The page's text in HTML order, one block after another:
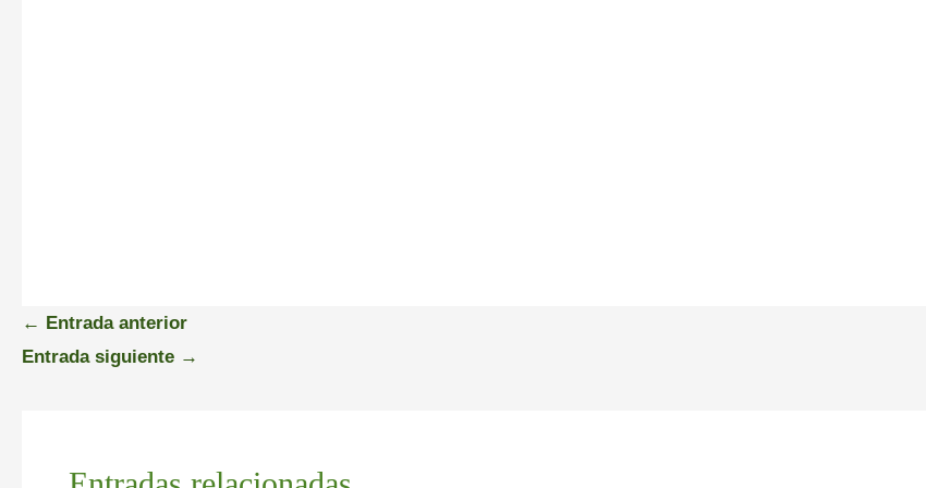
← Entrada anterior
Entrada siguiente →